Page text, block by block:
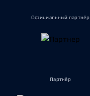
Официальный партнёр
Партнёр